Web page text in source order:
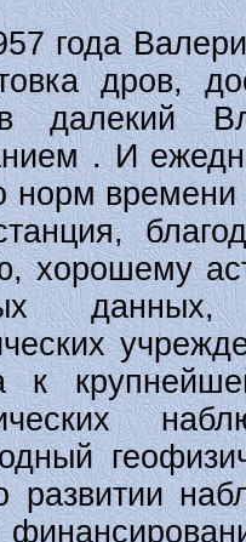
Валерий
дров,
далекий
. И
норм времени
хорошему
к
развитии